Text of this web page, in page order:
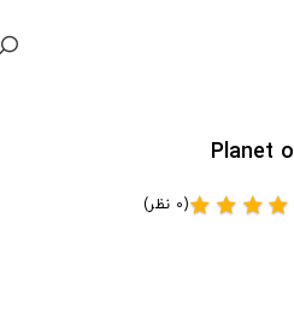
star
star
star
star(0 نظر)